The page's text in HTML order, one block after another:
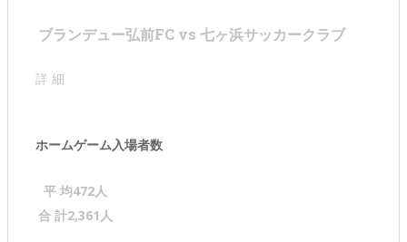
ブランデュー弘前FC vs 七ヶ浜サッカークラブ
詳 細
ホームゲーム入場者数
平 均472人
合 計2,361 人